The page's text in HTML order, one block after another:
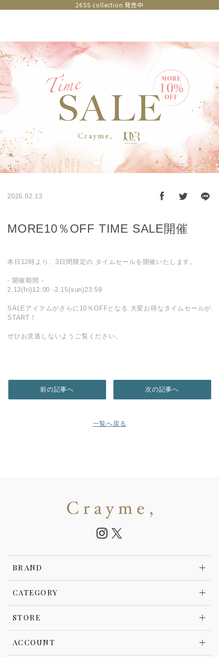
26SS collection 発売中
2026.02.13
MORE10％OFF TIME SALE開催
本日12時より、3日間限定の タイムセールを開催いたします。
- 開催期間 -
2.13(fri)12:00 -2.15(sun)23:59
SALEアイテムがさらに10％OFFとなる 大変お得なタイムセールが
START！
ぜひお見逃しないようご覧ください。
前の記事へ
一覧へ戻る
次の記事へ
BRAND
CATEGORY
STORE
ACCOUNT